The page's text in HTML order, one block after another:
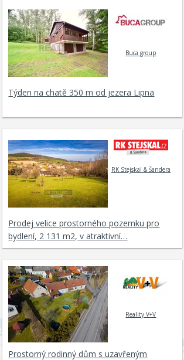
Buca group
Týden na chatě 350 m od jezera Lipna
RK Stejskal & Šandera
Prodej velice prostorného pozemku pro
bydlení, 2 131 m2, v atraktivní…
Reality V+V
Prostorný rodinný dům s uzavřeným